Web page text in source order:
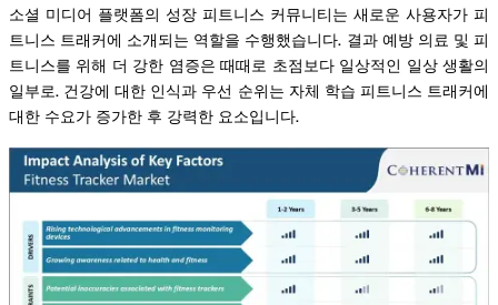
소셜 미디어 플랫폼의 성장 피트니스 커뮤니티는 새로운 사용자가 피
트니스 트래커에 소개되는 역할을 수행했습니다. 결과 예방 의료 및 피
트니스를 위해 더 강한 염증은 때때로 초점보다 일상적인 일상 생활의
일부로. 건강에 대한 인식과 우선 순위는 자체 학습 피트니스 트래커에
대한 수요가 증가한 후 강력한 요소입니다.